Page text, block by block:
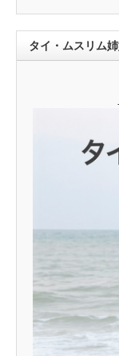
タイ・ムスリム